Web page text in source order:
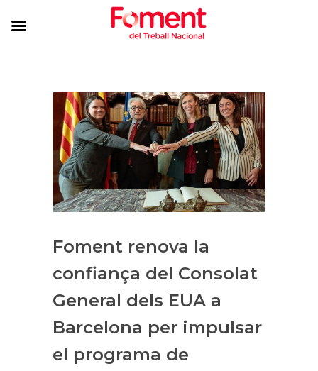
Foment renova la
confiança del Consolat
General dels EUA a
Barcelona per impulsar
el programa de